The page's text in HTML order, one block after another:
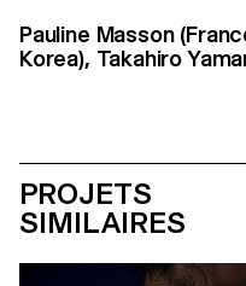
Pauline Masson
Korea), Takahiro
PROJETS
SIMILAIRES